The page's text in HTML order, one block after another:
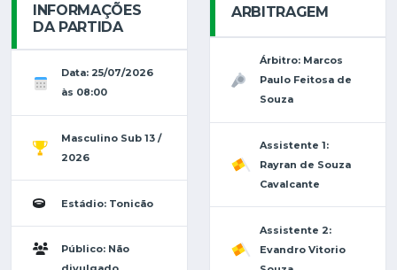
INFORMAÇÕES
DA PARTIDA
Data: 25/07/2026
às 08:00
Masculino Sub 13 /
2026
Estádio: Tonicão
Público: Não
ARBITRAGEM
Árbitro: Marcos
Paulo Feitosa de
Souza
Assistente 1:
Rayran de Souza
Cavalcante
Assistente 2:
Evandro Vitorio